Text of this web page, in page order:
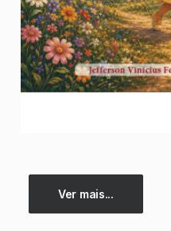
Ver mais...